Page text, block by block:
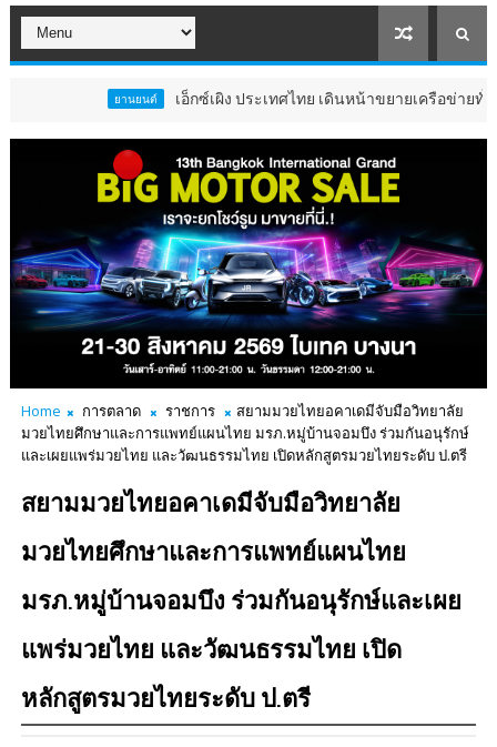
เอ็กซ์เผิง ประเทศไทย เดินหน้าขยายเครือข่ายทั่วประเทศ
Home การตลาด ราชการ
สยามมวยไทยอคาเดมีจับมือวิทยาลัย
มวยไทยศึกษาและการแพทย์แผนไทย มรภ.หมู่บ้านจอมบึง ร่วมกันอนุรักษ์
และเผยแพร่มวยไทย และวัฒนธรรมไทย เปิดหลักสูตรมวยไทยระดับ ป.ตรี
สยามมวยไทยอคาเดมีจับมือวิทยาลัย
มวยไทยศึกษาและการแพทย์แผนไทย
มรภ.หมู่บ้านจอมบึง ร่วมกันอนุรักษ์และเผย
แพร่มวยไทย และวัฒนธรรมไทย เปิด
หลักสูตรมวยไทยระดับ ป.ตรี